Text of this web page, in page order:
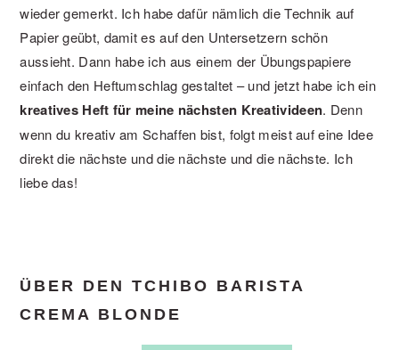
wieder gemerkt. Ich habe dafür nämlich die Technik auf
Papier geübt, damit es auf den Untersetzern schön
aussieht. Dann habe ich aus einem der Übungspapiere
einfach den Heftumschlag gestaltet – und jetzt habe ich ein
kreatives Heft für meine nächsten Kreativideen. Denn
wenn du kreativ am Schaffen bist, folgt meist auf eine Idee
direkt die nächste und die nächste und die nächste. Ich
liebe das!
ÜBER DEN TCHIBO BARISTA
CREMA BLONDE